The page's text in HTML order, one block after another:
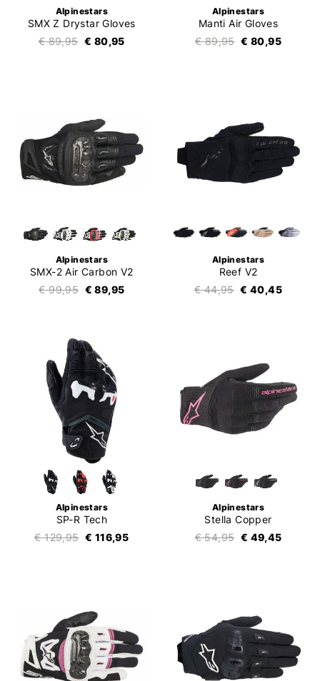
Alpinestars
SMX Z Drystar Gloves
€ 89,95 € 80,95
Alpinestars
Manti Air Gloves
€ 89,95 € 80,95
Alpinestars
SMX-2 Air Carbon V2
€ 99,95 € 89,95
Alpinestars
Reef V2
€ 44,95 € 40,45
Alpinestars
SP-R Tech
€ 129,95 € 116,95
Alpinestars
Stella Copper
€ 54,95 € 49,45